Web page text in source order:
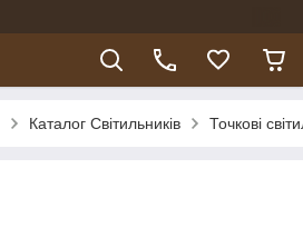
Каталог Світильників Точкові